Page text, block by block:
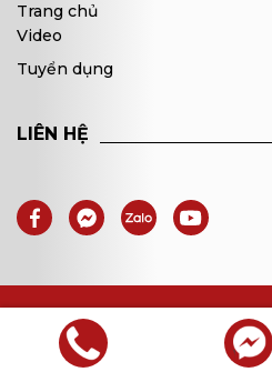
Trang chủ
Video
Tuyển dụng
LIÊN HỆ